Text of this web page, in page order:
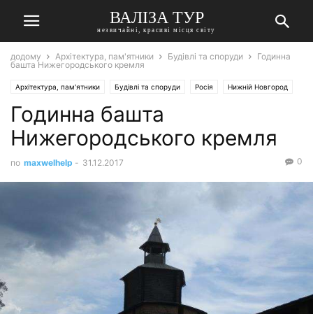
ВАЛІЗА ТУР
незвичайні, красиві місця світу
додому Архітектура, пам'ятники Будівлі та споруди
Годинна
башта Нижегородського кремля
Архітектура, пам'ятники Будівлі та споруди Росія Нижній Новгород
Годинна башта
Нижегородського кремля
по maxwelhelp - 31.12.2017 0